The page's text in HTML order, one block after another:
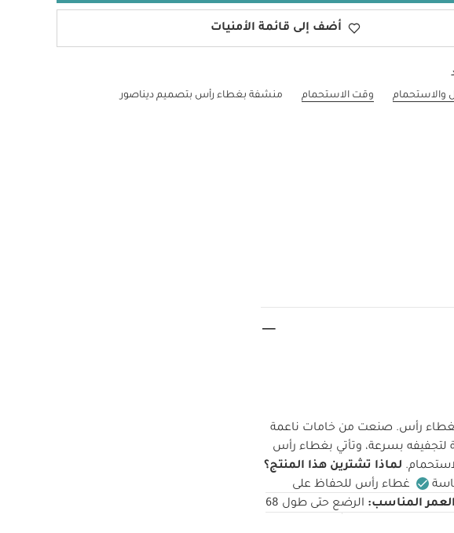
أضف إلى قائمة الأمنيات
والاستحمام
وقت الاستحمام منشفة بغطاء رأس بتصميم ديناصور
رأس. صنعت من خامات ناعمة
بسرعة، وتأتي بغطاء رأس
لماذا تشترين هذا المنتج؟
غطاء رأس للحفاظ على
العمر المناسب:
الرضع حتى طول 68